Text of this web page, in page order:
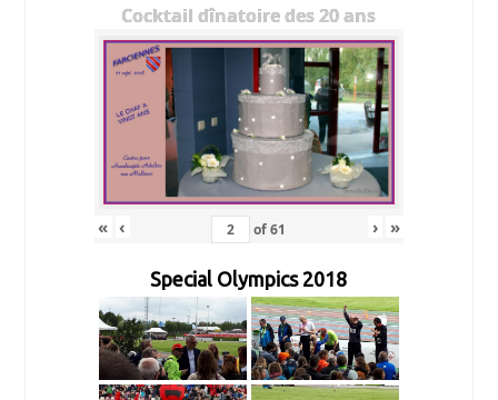
Cocktail dînatoire des 20 ans
« ‹ of61 › »
Special Olympics 2018